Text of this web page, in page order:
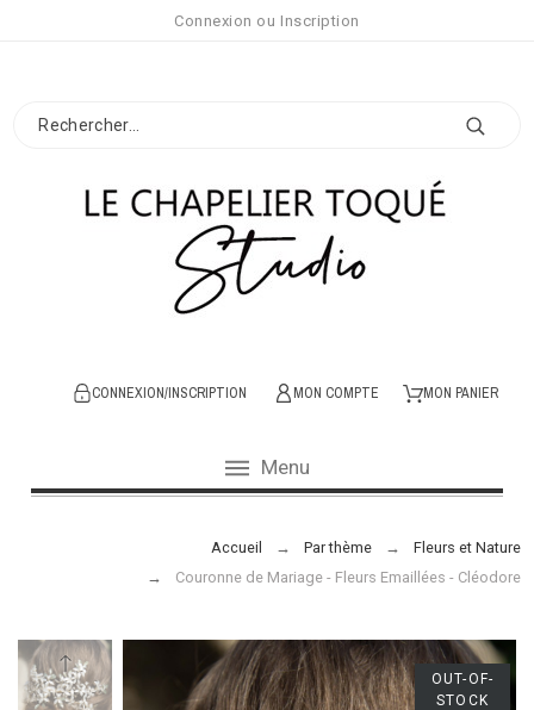
Connexion ou Inscription
CONNEXION/INSCRIPTION MON COMPTE MON PANIER
Menu
Accueil Par thème
Fleurs et Nature
Couronne de Mariage - Fleurs Emaillées - Cléodore
OUT-OF-
STOCK